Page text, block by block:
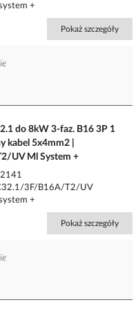
+
Pokaż szczegóły
do 8kW 3-faz. B16 3P 1
kabel 5x4mm2 |
UV Ml System +
3F/B16A/T2/UV
+
Pokaż szczegóły